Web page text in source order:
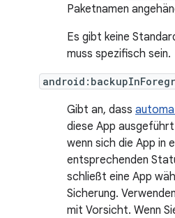
Paketnamen
Es gibt keine
muss spezifisch sein.
Gibt an, dass
diese App
wenn sich die App in
entsprechenden
schließt eine App
Sicherung.
mit Vorsicht. Wenn